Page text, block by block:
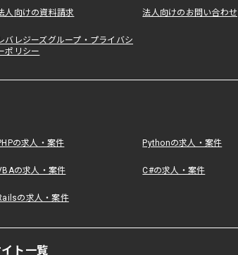
人向けの資料請求 法人向けのお問い合わせ
レバレジーズグループ・プライバシ
ポリシー
の求人・案件 Pythonの求人・案件
の求人・案件 C#の求人・案件
の求人・案件
ト一覧